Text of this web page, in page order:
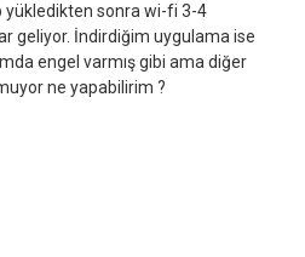
yükledikten sonra wi-fi 3-4
geliyor. İndirdiğim uygulama ise
engel varmış gibi ama diğer
ne yapabilirim ?